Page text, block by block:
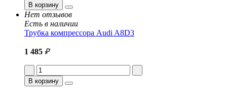
В корзину
Нет отзывов
Есть в наличии
Трубка компрессора Audi A8D3
1 485 ₽
В корзину